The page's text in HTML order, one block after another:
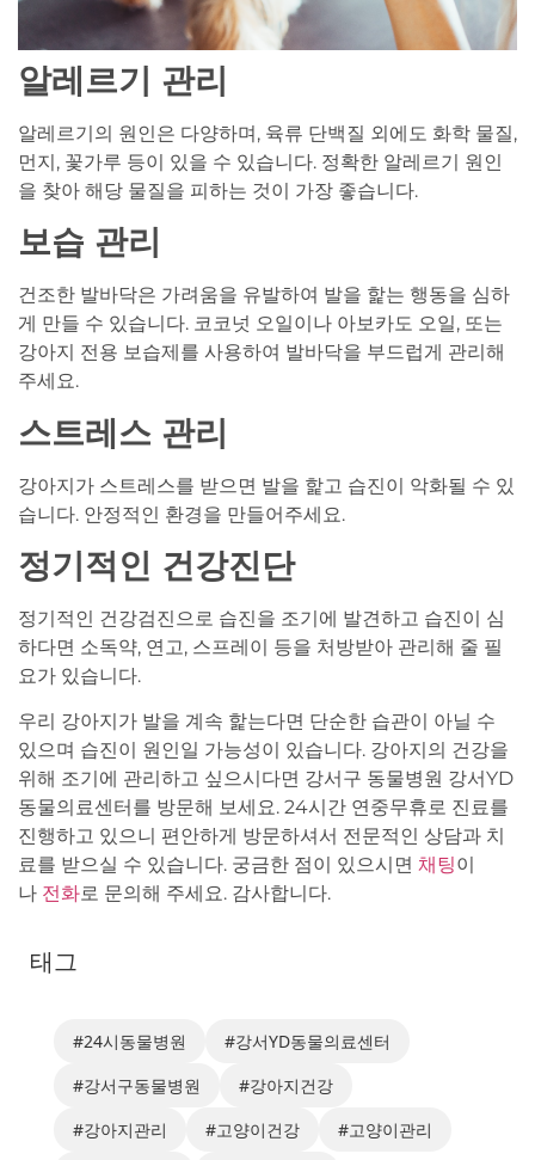
알레르기 관리
알레르기의 원인은 다양하며, 육류 단백질 외에도 화학 물질,
먼지, 꽃가루 등이 있을 수 있습니다. 정확한 알레르기 원인
을 찾아 해당 물질을 피하는 것이 가장 좋습니다.
보습 관리
건조한 발바닥은 가려움을 유발하여 발을 핥는 행동을 심하
게 만들 수 있습니다. 코코넛 오일이나 아보카도 오일, 또는
강아지 전용 보습제를 사용하여 발바닥을 부드럽게 관리해
주세요.
스트레스 관리
강아지가 스트레스를 받으면 발을 핥고 습진이 악화될 수 있
습니다. 안정적인 환경을 만들어주세요.
정기적인 건강진단
정기적인 건강검진으로 습진을 조기에 발견하고 습진이 심
하다면 소독약, 연고, 스프레이 등을 처방받아 관리해 줄 필
요가 있습니다.
우리 강아지가 발을 계속 핥는다면 단순한 습관이 아닐 수
있으며 습진이 원인일 가능성이 있습니다. 강아지의 건강을
위해 조기에 관리하고 싶으시다면 강서구 동물병원 강서YD
동물의료센터를 방문해 보세요. 24시간 연중무휴로 진료를
진행하고 있으니 편안하게 방문하셔서 전문적인 상담과 치
료를 받으실 수 있습니다. 궁금한 점이 있으시면 채팅이
나 전화로 문의해 주세요. 감사합니다.
태그
#24시동물병원
#강서YD동물의료센터
#강서구동물병원
#강아지건강
#강아지관리
#고양이건강
#고양이관리